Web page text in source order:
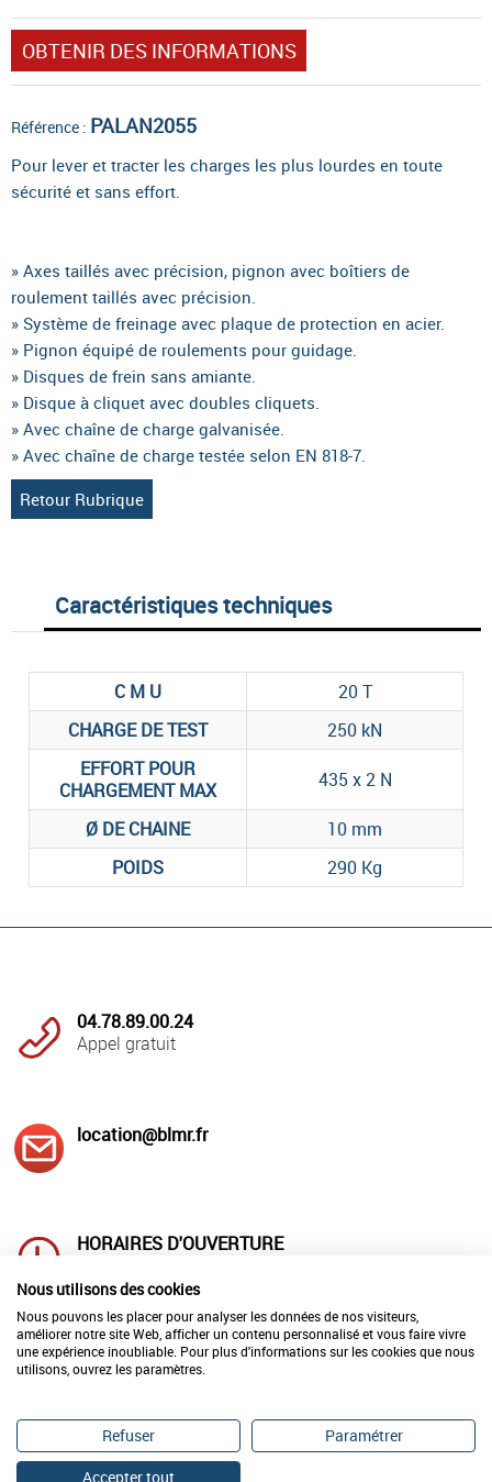
OBTENIR DES INFORMATIONS
Référence : PALAN2055
Pour lever et tracter les charges les plus lourdes en toute
sécurité et sans effort.
» Axes taillés avec précision, pignon avec boîtiers de
roulement taillés avec précision.
» Système de freinage avec plaque de protection en acier.
» Pignon équipé de roulements pour guidage.
» Disques de frein sans amiante.
» Disque à cliquet avec doubles cliquets.
» Avec chaîne de charge galvanisée.
» Avec chaîne de charge testée selon EN 818-7.
Retour Rubrique
Caractéristiques techniques
C M U
20 T
CHARGE DE TEST
250 kN
EFFORT POUR
CHARGEMENT MAX
435 x 2 N
Ø DE CHAINE
10 mm
POIDS
290 Kg
04.78.89.00.24
Appel gratuit
location@blmr.fr
HORAIRES D'OUVERTURE
et 14h à 18h00
Vendredi : 8h00 à 12h00 et 14h00 à 17h00
en 24h00
Nous utilisons des cookies
Nous pouvons les placer pour analyser les données de nos visiteurs,
améliorer notre site Web, afficher un contenu personnalisé et vous faire vivre
une expérience inoubliable. Pour plus d'informations sur les cookies que nous
utilisons, ouvrez les paramètres.
Refuser
Paramétrer
Accepter tout